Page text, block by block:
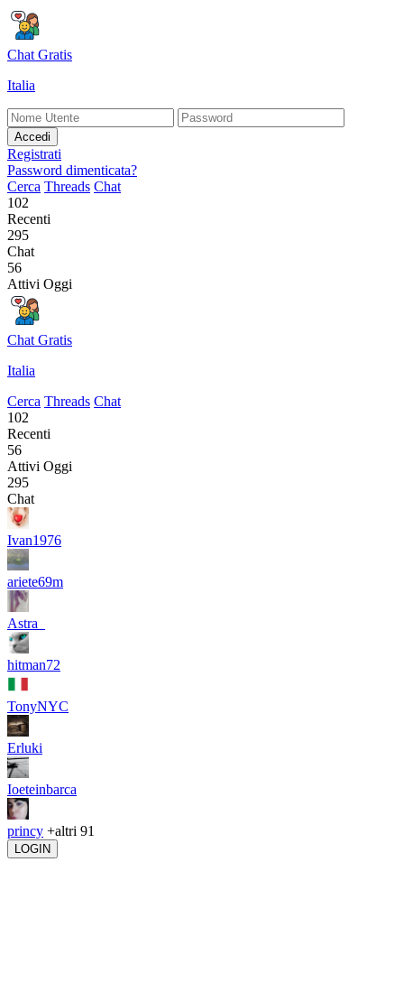
Chat Gratis
Italia
Accedi
Registrati
Password dimenticata?
Cerca Threads Chat
102
Recenti
295
Chat
56
Attivi Oggi
Chat Gratis
Italia
Cerca Threads Chat
102
Recenti
56
Attivi Oggi
295
Chat
Ivan1976
ariete69m
Astra_
hitman72
TonyNYC
Erluki
Ioeteinbarca
princy +altri 91
LOGIN